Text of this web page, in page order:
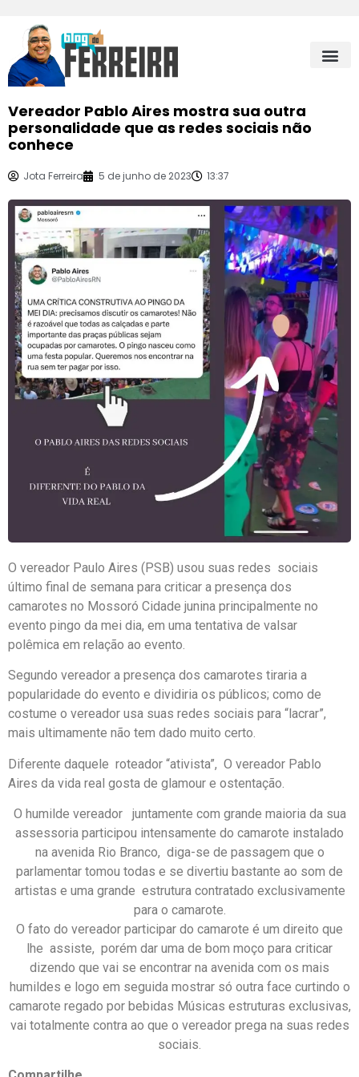
Vereador Pablo Aires mostra sua outra
personalidade que as redes sociais não
conhece
Jota Ferreira 5 de junho de 2023 13:37
O vereador Paulo Aires (PSB) usou suas redes sociais
último final de semana para criticar a presença dos
camarotes no Mossoró Cidade junina principalmente no
evento pingo da mei dia, em uma tentativa de valsar
polêmica em relação ao evento.
Segundo vereador a presença dos camarotes tiraria a
popularidade do evento e dividiria os públicos; como de
costume o vereador usa suas redes sociais para “lacrar”,
mais ultimamente não tem dado muito certo.
Diferente daquele roteador “ativista”, O vereador Pablo
Aires da vida real gosta de glamour e ostentação.
O humilde vereador juntamente com grande maioria da sua
assessoria participou intensamente do camarote instalado
na avenida Rio Branco, diga-se de passagem que o
parlamentar tomou todas e se divertiu bastante ao som de
artistas e uma grande estrutura contratado exclusivamente
para o camarote.
O fato do vereador participar do camarote é um direito que
lhe assiste, porém dar uma de bom moço para criticar
dizendo que vai se encontrar na avenida com os mais
humildes e logo em seguida mostrar só outra face curtindo o
camarote regado por bebidas Músicas estruturas exclusivas,
vai totalmente contra ao que o vereador prega na suas redes
sociais.